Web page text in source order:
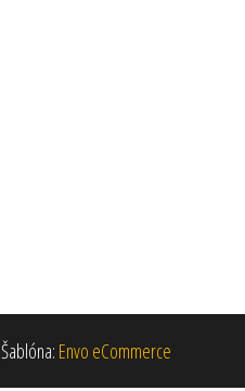
Šablóna: Envo eCommerce